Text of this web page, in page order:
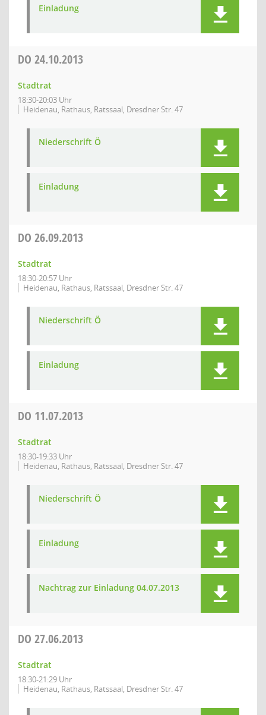
Einladung
DO 24.10.2013
Stadtrat
18:30-20:03 Uhr
Heidenau, Rathaus, Ratssaal, Dresdner Str. 47
Niederschrift Ö
Einladung
DO 26.09.2013
Stadtrat
18:30-20:57 Uhr
Heidenau, Rathaus, Ratssaal, Dresdner Str. 47
Niederschrift Ö
Einladung
DO 11.07.2013
Stadtrat
18:30-19:33 Uhr
Heidenau, Rathaus, Ratssaal, Dresdner Str. 47
Niederschrift Ö
Einladung
Nachtrag zur Einladung 04.07.2013
DO 27.06.2013
Stadtrat
18:30-21:29 Uhr
Heidenau, Rathaus, Ratssaal, Dresdner Str. 47